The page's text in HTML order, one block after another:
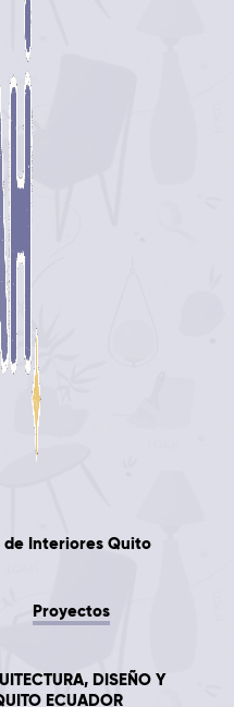
de Interiores Quito
Proyectos
DISEÑO Y
ECUADOR